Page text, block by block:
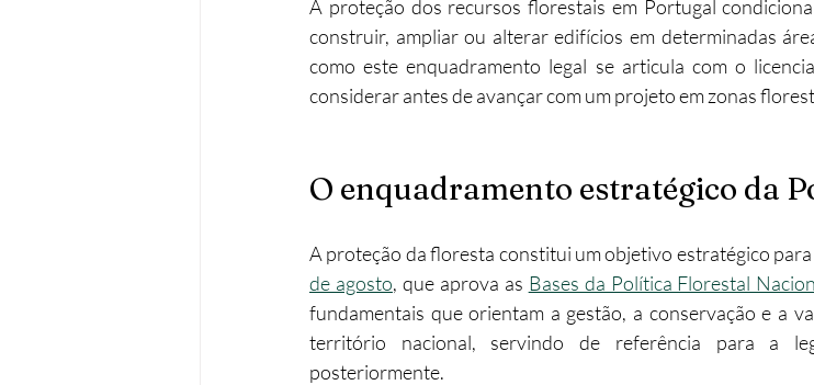
Operações urbanísticas Reabilitação Imobiliário
A proteção dos recursos florestais em Portugal
construir, ampliar ou alterar edifícios em determinadas
como este enquadramento legal se articula com o
considerar antes de avançar com um projeto em zonas
O enquadramento estratégico da
A proteção da floresta constitui um objetivo estratégico
de agosto, que aprova as Bases da Política Florestal
fundamentais que orientam a gestão, a conservação e a
território nacional, servindo de referência para a
posteriormente.